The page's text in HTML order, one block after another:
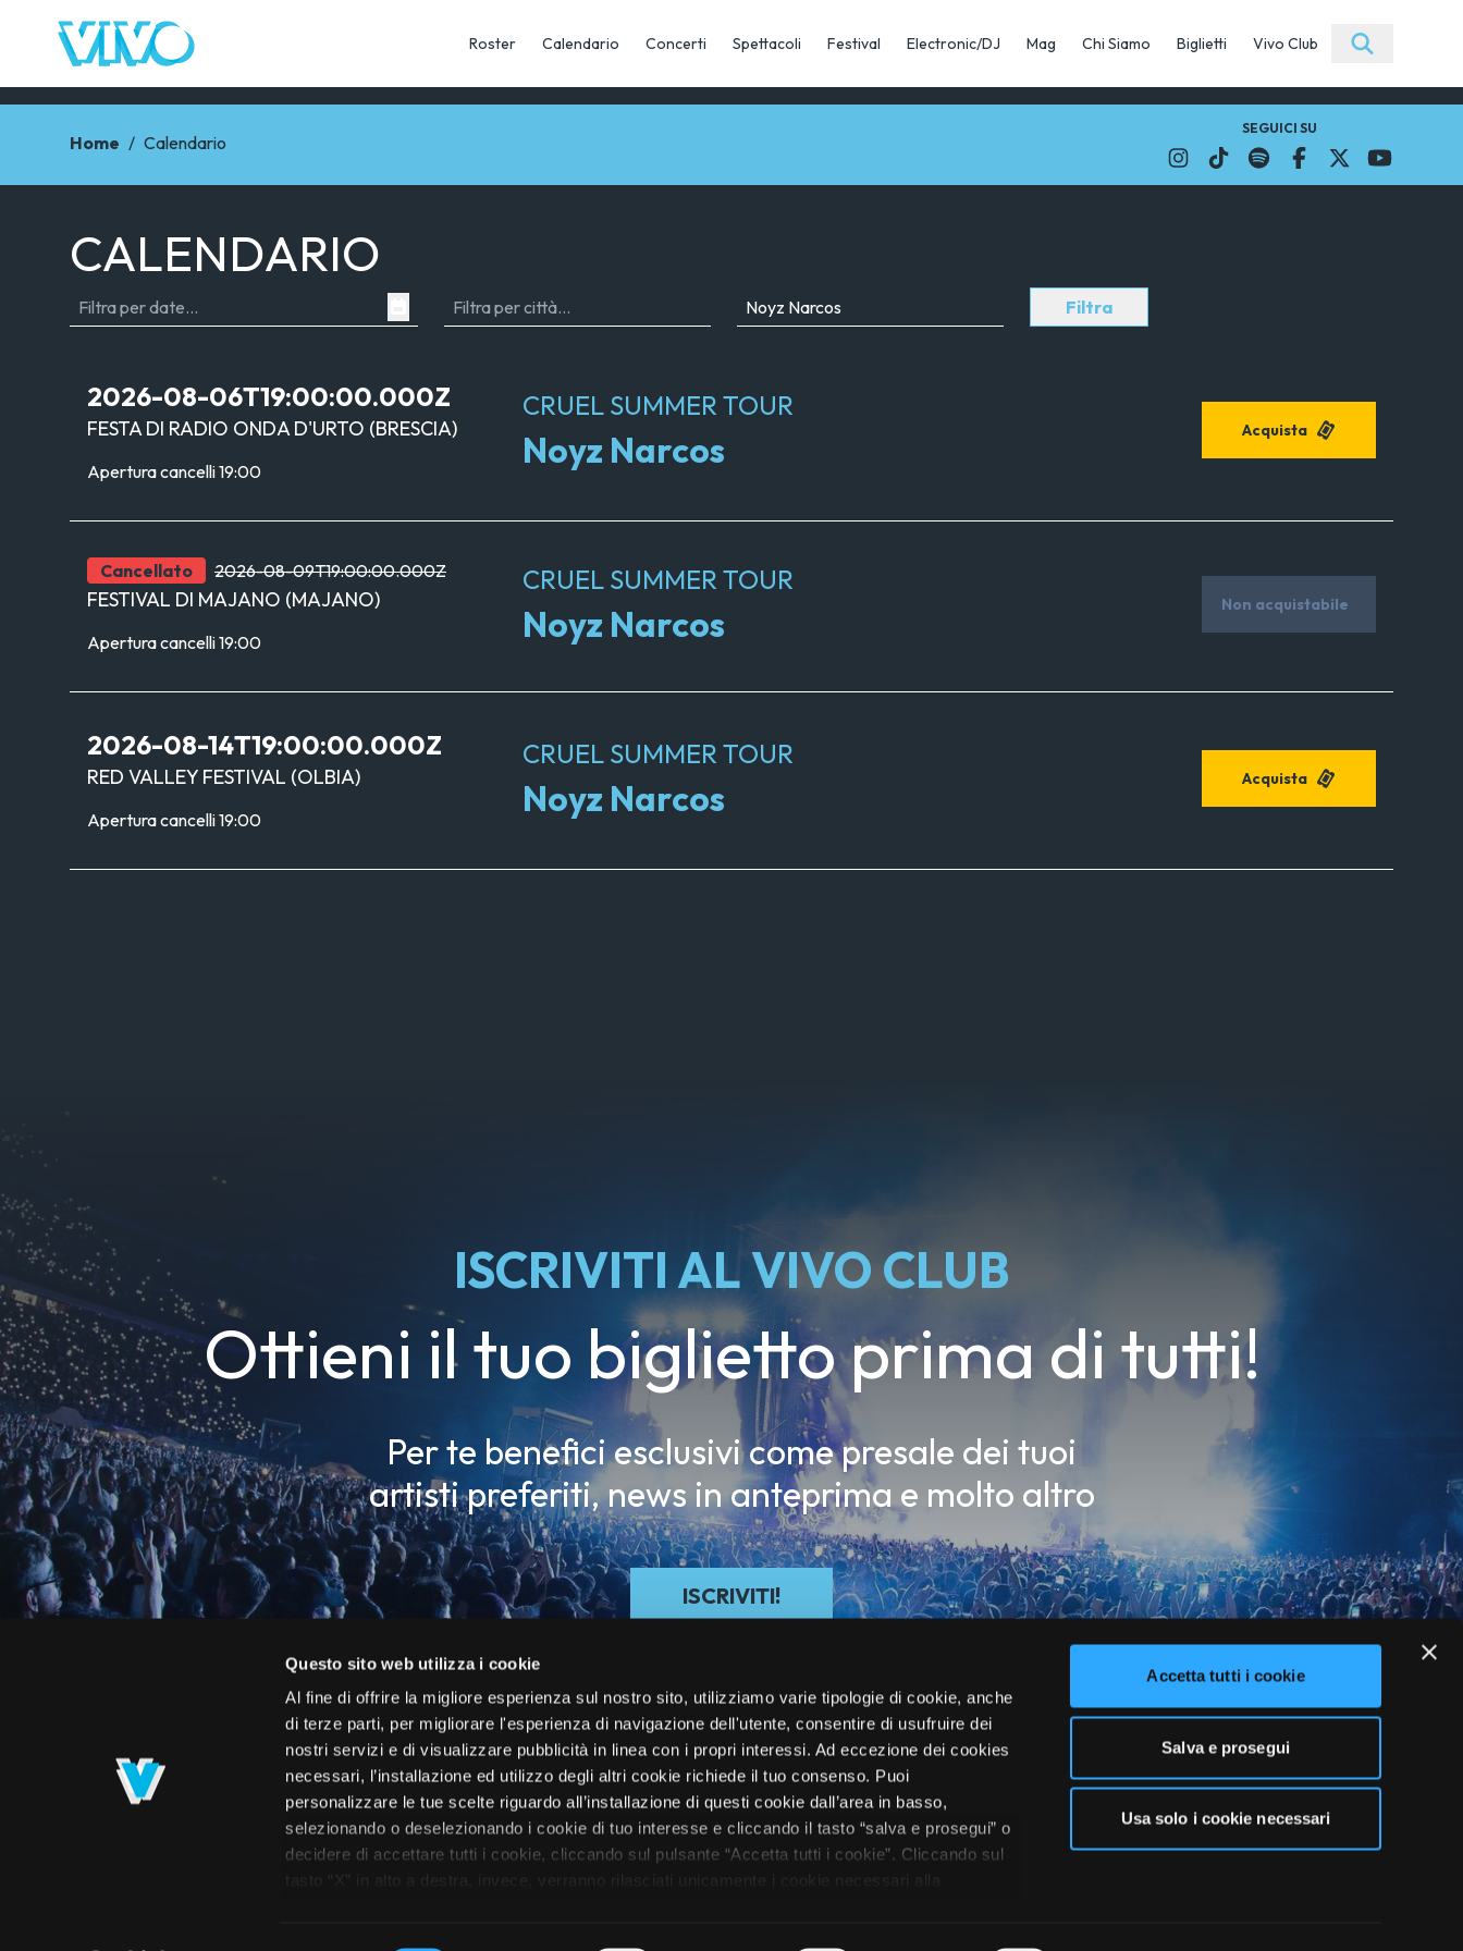
Questo sito web utilizza i cookie
Al fine di offrire la migliore esperienza sul nostro sito, utilizziamo varie tipologie di cookie, anche
di terze parti, per migliorare l'esperienza di navigazione dell'utente, consentire di usufruire dei
nostri servizi e di visualizzare pubblicità in linea con i propri interessi. Ad eccezione dei cookies
necessari, l’installazione ed utilizzo degli altri cookie richiede il tuo consenso. Puoi
personalizzare le tue scelte riguardo all’installazione di questi cookie dall’area in basso,
selezionando o deselezionando i cookie di tuo interesse e cliccando il tasto “salva e prosegui” o
decidere di accettare tutti i cookie, cliccando sul pulsante “Accetta tutti i cookie”. Cliccando sul
tasto “X” in alto a destra, invece, verranno rilasciati unicamente i cookie necessari alla
Accetta tutti i cookie
Salva e prosegui
Usa solo i cookie necessari
Roster Calendario Concerti Spettacoli Festival Electronic/DJ Mag Chi Siamo Biglietti Vivo Club
Home / Calendario
SEGUICI SU
CALENDARIO
Filtra
2026-08-06T19:00:00.000Z
FESTA DI RADIO ONDA D'URTO (BRESCIA)
Apertura cancelli19:00
CRUEL SUMMER TOUR
Noyz Narcos Acquista
Cancellato 2026-08-09T19:00:00.000Z
FESTIVAL DI MAJANO (MAJANO)
Apertura cancelli19:00
CRUEL SUMMER TOUR
Noyz Narcos Non acquistabile
2026-08-14T19:00:00.000Z
RED VALLEY FESTIVAL (OLBIA)
Apertura cancelli19:00
CRUEL SUMMER TOUR
Noyz Narcos Acquista
ISCRIVITI AL VIVO CLUB
Ottieni il tuo biglietto prima di tutti!
Per te benefici esclusivi come presale dei tuoi
artisti preferiti, news in anteprima e molto altro
ISCRIVITI!
Calendario Concerti Spettacoli Festival Electronic/DJ Mag Chi Siamo Biglietti Vivo Club